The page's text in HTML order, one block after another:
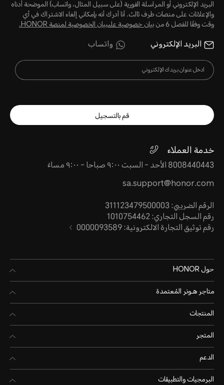
البريد الإلكتروني أو المراسلة الفورية (على سبيل المثال، واتساب) الموضحة أدناه
والإعلانات على منصات طرف ثالث. أنا أدرك أنه بإمكاني إلغاء الاشتراك في أي
وقت وفقًا للفصل 6 من
بيان خصوصية علىبيان الخصوصية لمنصة HONOR‬.
البريد الإلكتروني واتساب
قم بالتسجيل
خدمة العملاء
8008440443 الأحد - السبت ٩:٠٠ صباحا - ٩:٠٠ مساءً
sa.support@honor.com
الرقم الضريبي: 311123479500003
رقم السجل التجاري: 1010754462
رقم توثيق التجارة الالكترونية: 0000093589
حول HONOR
متاجر هـونر المُعتمدة
المنتجات
المتجر
الدعم
البرمجيات والتطبيقات